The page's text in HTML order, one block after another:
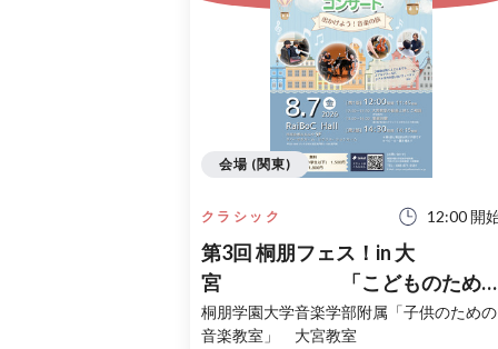
クラシック 12:00 開
第3回 桐朋フェス！in 大
宮 「こどものため
コンサート」〜出かけよう！音
の旅〜
桐朋学園大学音楽学部附属「子供のための
音楽教室」 大宮教室
会場 (関東)